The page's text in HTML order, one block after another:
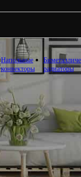
Напольные
конвекторы
радиаторы